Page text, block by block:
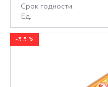
Срок годности:
Ед.:
-3.5 %